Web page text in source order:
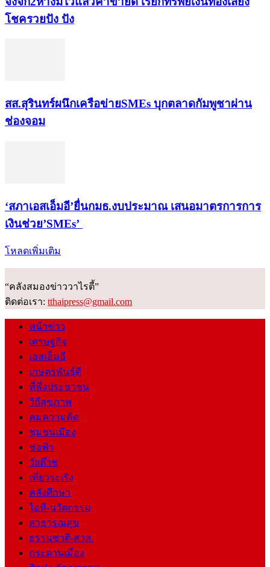
โชค​รวยปัง​ ปัง​
สส.สุรินทร์ผนึกเครือข่ายSMEs บุกตลาดกัมพูชาผ่าน
ช่องจอม
‘สภาเอสเอ็มอี’ยื่นกมธ.งบประมาณ เสนอมาตรการการ
เงินช่วย’SMEs’
โหลดเพิ่มเติม
“คลังสมองข่าววาไรตี้”
ติดต่อเรา: tthaipress@gmail.com
หน้าข่าว
เศรษฐกิจ
เอสเอ็มอี
เกษตรพันธุ์ดี
ที่พึ่งประชาชน
วิถีสุขภาพ
คมความคิด
ชุมชนเมือง
ช่อฟ้า
วัยต๊าช
เที่ยวระเริง
คลังศึกษา
ไอที-นวัตกรรม
สาธารณสุข
ธรรมชาติ-สวล.
กระดานเมือง